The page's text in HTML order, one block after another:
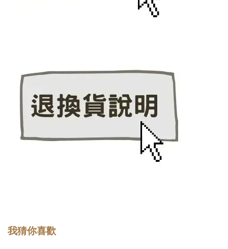
我猜你喜歡